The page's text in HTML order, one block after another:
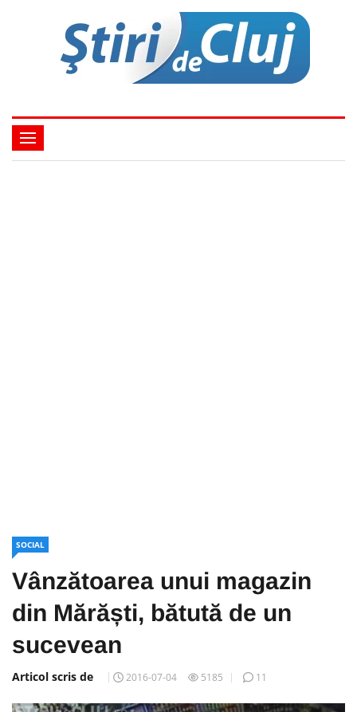
SOCIAL
Vânzătoarea unui magazin
din Mărăști, bătută de un
sucevean
Articol scris de 2016-07-04 5185 11